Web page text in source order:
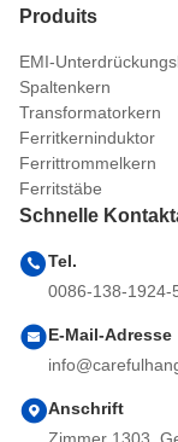
Produits
EMI-
Spaltenkern
Transformatorkern
Ferritkerninduktor
Ferrittrommelkern
Ferritstäbe
Schnelle
Tel.
0086-138-1924-
E-Mail-Adresse
Anschrift
Zimmer 1303,